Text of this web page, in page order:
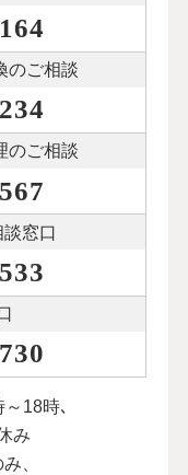
のご相談
のご相談
談窓口
18時､
み
、